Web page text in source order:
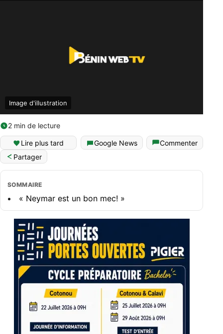
Image d'illustration
2 min de lecture
Lire plus tard Google News
Commenter
Partager
SOMMAIRE
« Neymar est un bon mec! »